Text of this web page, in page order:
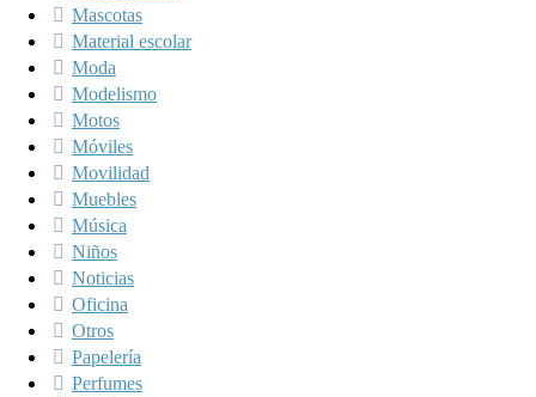
Mascotas
Material escolar
Moda
Modelismo
Motos
Móviles
Movilidad
Muebles
Música
Niños
Noticias
Oficina
Otros
Papelería
Perfumes